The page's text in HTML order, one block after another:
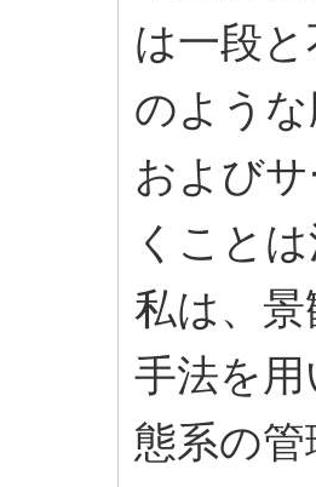
は一段
のよう
および
くこと
私は、
手法を
態系の